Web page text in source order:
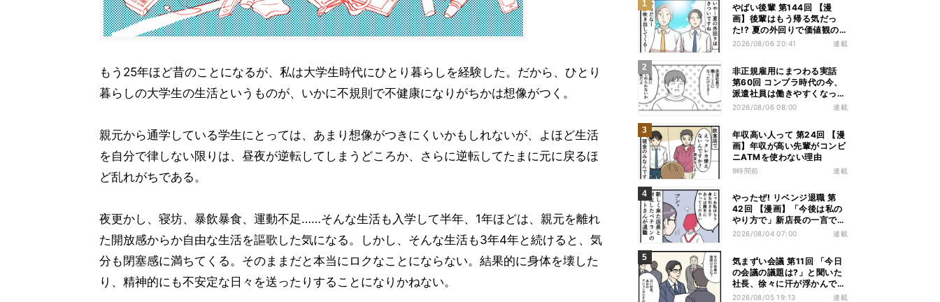
もう25年ほど昔のことになるが、私は大学生時代にひとり暮らしを経験した。だから、ひとり
暮らしの大学生の生活というものが、いかに不規則で不健康になりがちかは想像がつく。
親元から通学している学生にとっては、あまり想像がつきにくいかもしれないが、よほど生活
を自分で律しない限りは、昼夜が逆転してしまうどころか、さらに逆転してたまに元に戻るほ
ど乱れがちである。
夜更かし、寝坊、暴飲暴食、運動不足……そんな生活も入学して半年、1年ほどは、親元を離れ
た開放感からか自由な生活を謳歌した気になる。しかし、そんな生活も3年4年と続けると、気
分も閉塞感に満ちてくる。そのままだと本当にロクなことにならない。結果的に身体を壊した
り、精神的にも不安定な日々を送ったりすることになりかねない。
やばい後輩 第144回 【漫
画】後輩はもう帰る気だっ
た!? 夏の外回りで価値観の
違いを実感
2026/08/06 20:41 連載
非正規雇用にまつわる実話
第60回 コンプラ時代の今、
派遣社員は働きやすくなっ
た?
2026/08/06 08:00 連載
年収高い人って 第24回 【漫
画】年収が高い先輩がコンビ
ニATMを使わない理由
9時間前 連載
やったぜ! リベンジ退職 第
42回 【漫画】「今後は私の
やり方で」新店長の一言でベ
テラン退職→崩壊した現場
2026/08/04 07:00 連載
気まずい会議 第11回 「今日
の会議の議題は?」と聞いた
社長、徐々に汗が浮かんでき
た
2026/08/05 19:13 連載